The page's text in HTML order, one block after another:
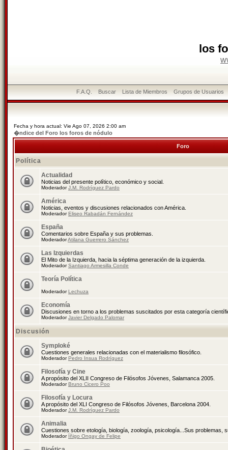
los
F.A.Q. Buscar Lista de Miembros Grupos de Usuarios
Fecha y hora actual: Vie Ago 07, 2026 2:00 am
�ndice del Foro los foros de nódulo
Foro
Política
Actualidad
Noticias del presente político, económico y social.
ModeradorJ.M. Rodríguez Pardo
América
Noticias, eventos y discusiones relacionados con América.
ModeradorEliseo Rabadán Fernández
España
Comentarios sobre España y sus problemas.
ModeradorAtilana Guerrero Sánchez
Las Izquierdas
El Mito de la Izquierda, hacia la séptima generación de la izquierda.
ModeradorSantiago Armesilla Conde
Teoría Política
ModeradorLechuza
Economía
Discusiones en torno a los problemas suscitados por esta categoría
ModeradorJavier Delgado Palomar
Discusión
Symploké
Cuestiones generales relacionadas con el materialismo filosófico.
ModeradorPedro Insua Rodríguez
Filosofía y Cine
A propósito del XLII Congreso de Filósofos Jóvenes, Salamanca 2005.
ModeradorBruno Cicero Poo
Filosofía y Locura
A propósito del XLI Congreso de Filósofos Jóvenes, Barcelona 2004.
ModeradorJ.M. Rodríguez Pardo
Animalia
Cuestiones sobre etología, biología, zoología, psicología...Sus problemas,
Moderador Íñigo Ongay de Felipe